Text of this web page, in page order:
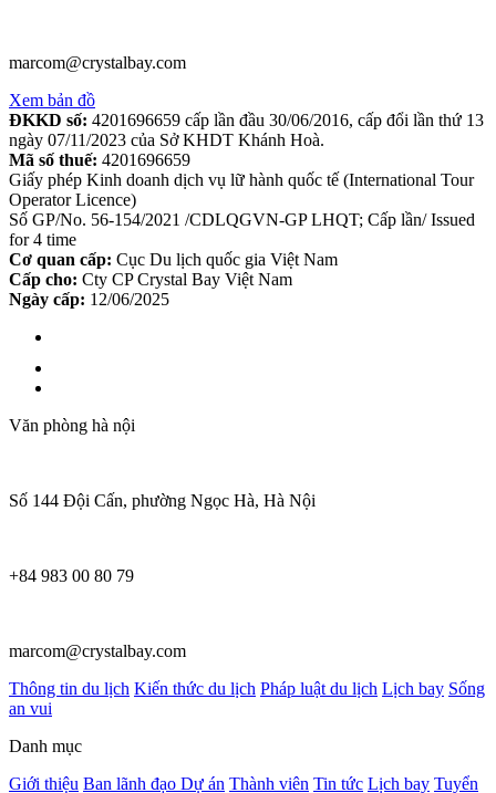
marcom@crystalbay.com
Xem bản đồ
ĐKKD số: 4201696659 cấp lần đầu 30/06/2016, cấp đổi lần thứ 13
ngày 07/11/2023 của Sở KHDT Khánh Hoà.
Mã số thuế: 4201696659
Giấy phép Kinh doanh dịch vụ lữ hành quốc tế (International Tour
Operator Licence)
Số GP/No. 56-154/2021 /CDLQGVN-GP LHQT; Cấp lần/ Issued
for 4 time
Cơ quan cấp: Cục Du lịch quốc gia Việt Nam
Cấp cho: Cty CP Crystal Bay Việt Nam
Ngày cấp: 12/06/2025
Văn phòng hà nội
Số 144 Đội Cấn, phường Ngọc Hà, Hà Nội
+84 983 00 80 79
marcom@crystalbay.com
Thông tin du lịch Kiến thức du lịch Pháp luật du lịch Lịch bay Sống
an vui
Danh mục
Giới thiệu Ban lãnh đạo Dự án Thành viên Tin tức Lịch bay Tuyển